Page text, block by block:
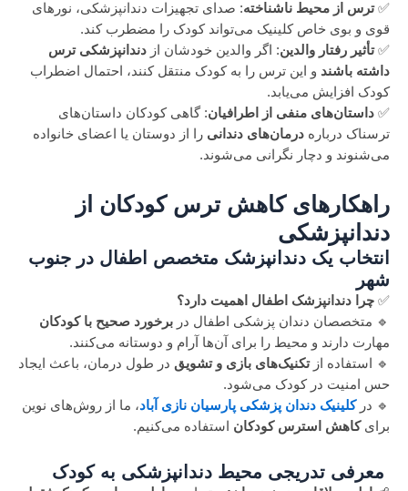
✅ترس از محیط ناشناخته: صدای تجهیزات دندانپزشکی، نورهای
قوی و بوی خاص کلینیک می‌تواند کودک را مضطرب کند.
✅تأثیر رفتار والدین: اگر والدین خودشان از دندانپزشکی ترس
داشته باشند و این ترس را به کودک منتقل کنند، احتمال اضطراب
کودک افزایش می‌یابد.
✅ داستان‌های منفی از اطرافیان: گاهی کودکان داستان‌های
ترسناک درباره درمان‌های دندانی را از دوستان یا اعضای خانواده
می‌شنوند و دچار نگرانی می‌شوند.
راهکارهای کاهش ترس کودکان از
دندانپزشکی
انتخاب یک دندانپزشک متخصص اطفال در جنوب
شهر
✅ چرا دندانپزشک اطفال اهمیت دارد؟
🔹 متخصصان دندان پزشکی اطفال در برخورد صحیح با کودکان
مهارت دارند و محیط را برای آن‌ها آرام و دوستانه می‌کنند.
🔹 استفاده ازتکنیک‌های بازی و تشویق در طول درمان، باعث ایجاد
حس امنیت در کودک می‌شود.
🔹 درکلینیک دندان پزشکی پارسیان نازی آباد، ما از روش‌های نوین
برایکاهش استرس کودکان استفاده می‌کنیم.
معرفی تدریجی محیط دندانپزشکی به کودک